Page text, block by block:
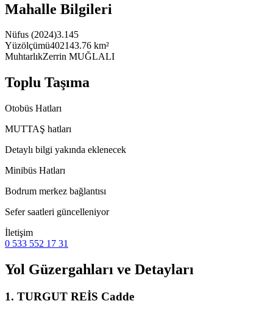
Mahalle Bilgileri
Nüfus (2024)3.145
Yüzölçümü402143.76 km²
MuhtarlıkZerrin MUĞLALI
Toplu Taşıma
Otobüs Hatları
MUTTAŞ hatları
Detaylı bilgi yakında eklenecek
Minibüs Hatları
Bodrum merkez bağlantısı
Sefer saatleri güncelleniyor
İletişim
0 533 552 17 31
Yol Güzergahları ve Detayları
1. TURGUT REİS Cadde